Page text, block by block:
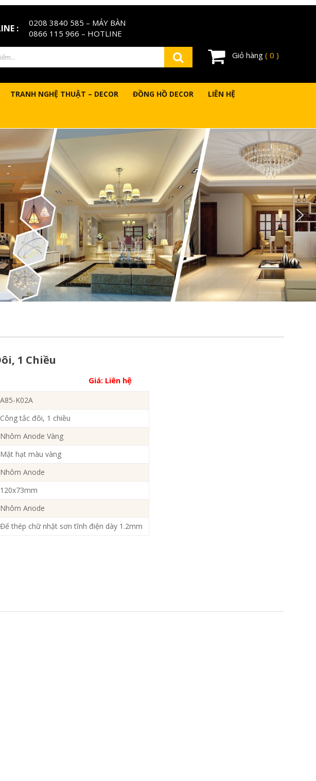
: 0208 3840 585 – MÁY BÀN
0866 115 966 – HOTLINE
Giỏ hàng ( 0 )
TRANH NGHỆ THUẬT – DECOR ĐỒNG HỒ DECOR LIÊN HỆ
1 Chiều
Giá: Liên hệ
A85-K02A
Công tắc đôi, 1 chiều
Nhôm Anode Vàng
Mặt hạt màu vàng
Nhôm Anode
120x73mm
Nhôm Anode
Đế thép chữ nhật sơn tĩnh điện dày 1.2mm